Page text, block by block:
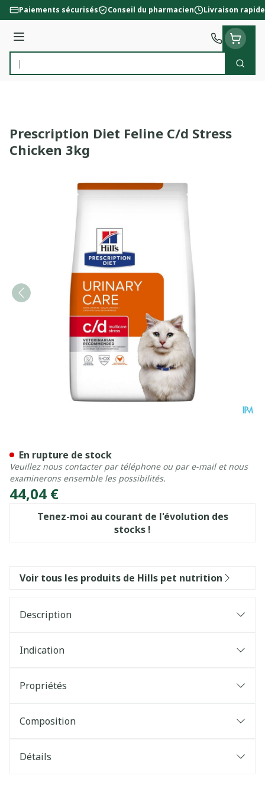
Aller au contenu
Paiements sécurisés Conseil du pharmacien Livraison rapide
Menu
Rechercher
Prescription Diet Feline C/d Stress
Chicken 3kg
44,04 €
Tenez-moi au courant de l'évolution des
stocks !
En rupture de stock
Veuillez nous contacter par téléphone ou par e-mail et nous
examinerons ensemble les possibilités.
Voir tous les produits de Hills pet nutrition
Description
Indication
Propriétés
Composition
Détails